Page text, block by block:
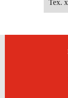
Тех.